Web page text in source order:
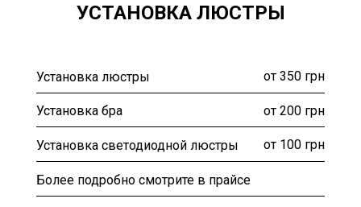
УСТАНОВКА ЛЮСТРЫ
Установка люстры от 350 грн
Установка бра от 200 грн
Установка светодиодной люстры от 100 грн
Более подробно смотрите в прайсе